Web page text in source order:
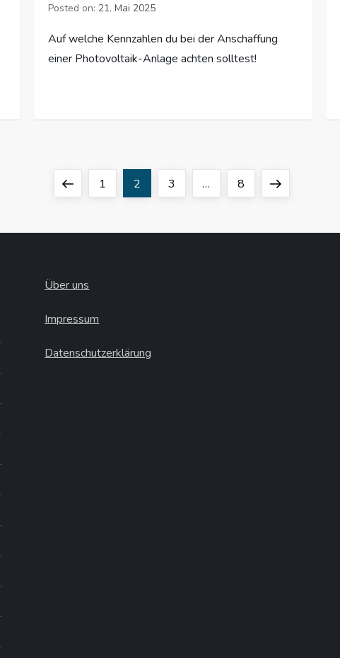
Posted on: 21. Mai 2025
Auf welche Kennzahlen du bei der Anschaffung
einer Photovoltaik-Anlage achten solltest!
PreviousPage
1 Page
2 Page
3 … Page
8
Next
Über uns
Impressum
Datenschutzerklärung